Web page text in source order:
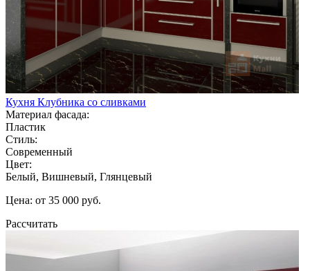
Кухня Клубника со сливками
Материал фасада:
Пластик
Стиль:
Современный
Цвет:
Белый, Вишневый, Глянцевый
Цена: от 35 000 руб.
Рассчитать